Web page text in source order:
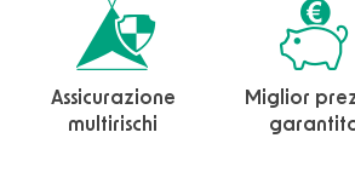
Assicurazione
multirischi
Miglior